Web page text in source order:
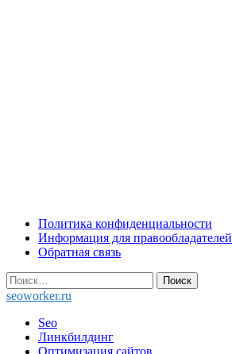
Skip
content
Политика конфиденциальности
Информация для правообладателей
Обратная связь
Найти:
seoworker.ru
Seo
Линкбилдинг
Оптимизация сайтов